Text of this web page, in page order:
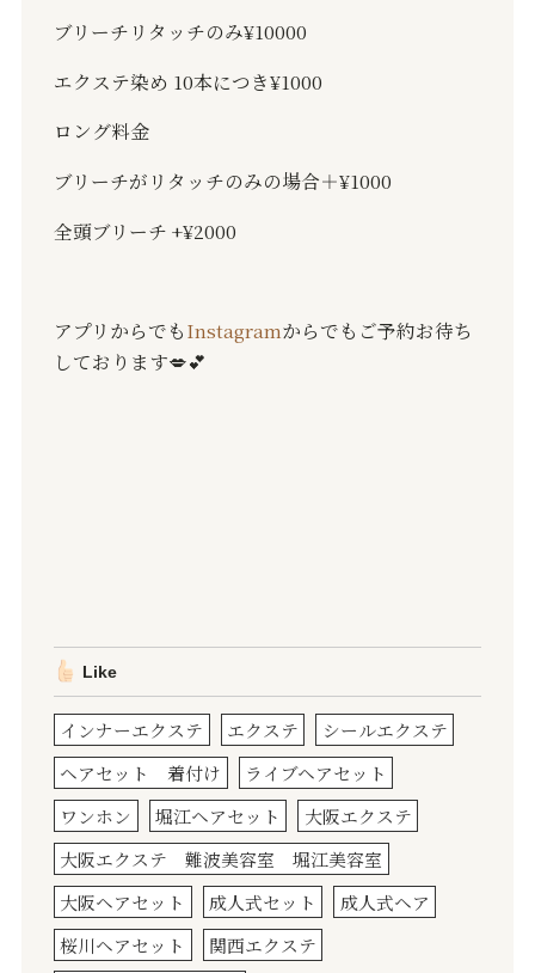
ブリーチリタッチのみ¥10000
エクステ染め 10本につき¥1000
ロング料金
ブリーチがリタッチのみの場合＋¥1000
全頭ブリーチ +¥2000
アプリからでもInstagramからでもご予約お待ち
しております💋💕
Like
インナーエクステ エクステ
シールエクステ
ヘアセット 着付け
ライブヘアセット
ワンホン
堀江ヘアセット
大阪エクステ
大阪エクステ 難波美容室 堀江美容室
大阪ヘアセット
成人式セット
成人式ヘア
桜川ヘアセット
関西エクステ